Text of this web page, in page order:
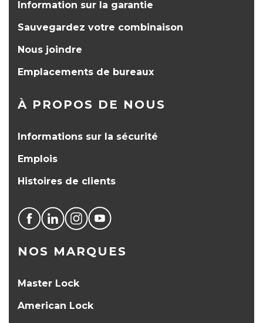
Information sur la garantie
Sauvegardez votre combinaison
Nous joindre
Emplacements de bureaux
À PROPOS DE NOUS
Informations sur la sécurité
Emplois
Histoires de clients
NOS MARQUES
Master Lock
American Lock